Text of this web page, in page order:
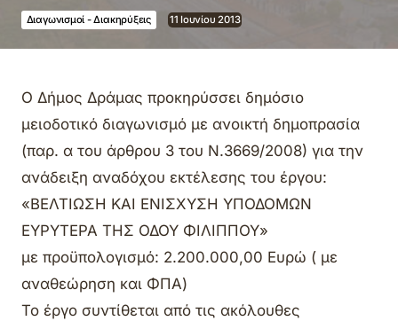
Διαγωνισμοί - Διακηρύξεις 11 Ιουνίου 2013
Ο Δήμος Δράμας προκηρύσσει δημόσιο
μειοδοτικό διαγωνισμό με ανοικτή δημοπρασία
(παρ. α του άρθρου 3 του Ν.3669/2008) για την
ανάδειξη αναδόχου εκτέλεσης του έργου:
«ΒΕΛΤΙΩΣΗ ΚΑΙ ΕΝΙΣΧΥΣΗ ΥΠΟΔΟΜΩΝ
ΕΥΡΥΤΕΡΑ ΤΗΣ ΟΔΟΥ ΦΙΛΙΠΠΟΥ»
με προϋπολογισμό: 2.200.000,00 Ευρώ ( με
αναθεώρηση και ΦΠΑ)
Το έργο συντίθεται από τις ακόλουθες